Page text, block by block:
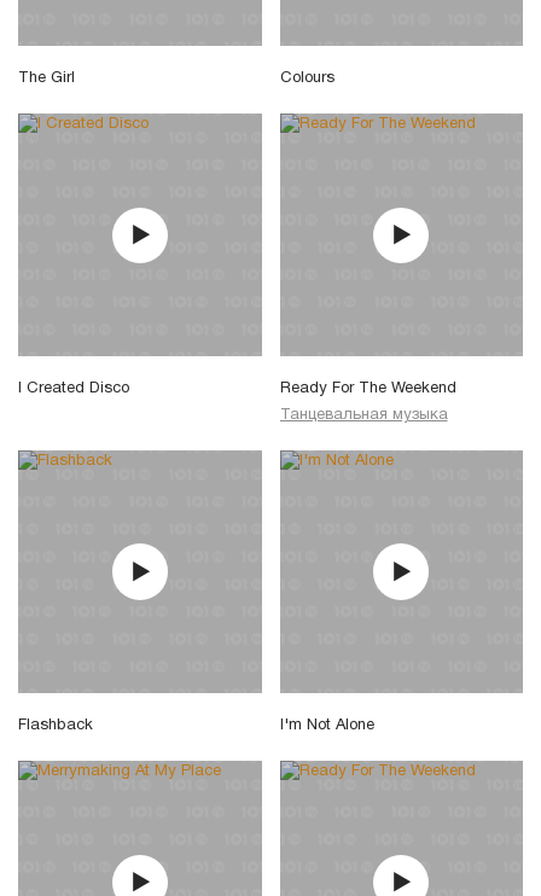
The Girl Colours
I Created Disco
Ready For The Weekend
Танцевальная музыка
Flashback I'm Not Alone